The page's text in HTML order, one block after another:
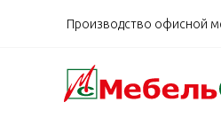
Производство офисной